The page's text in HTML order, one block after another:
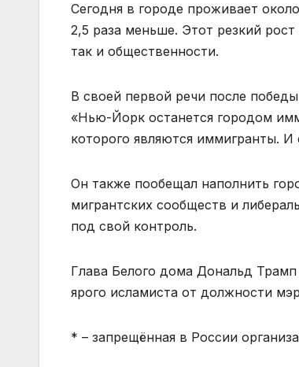
Сегодня в городе проживает
2,5 раза меньше. Этот резкий
так и общественности.
В своей первой речи после
«Нью-Йорк останется городом
которого являются иммигранты.
Он также пообещал наполнить
мигрантских сообществ и
под свой контроль.
Глава Белого дома Дональд
ярого исламиста от должности
* – запрещённая в России